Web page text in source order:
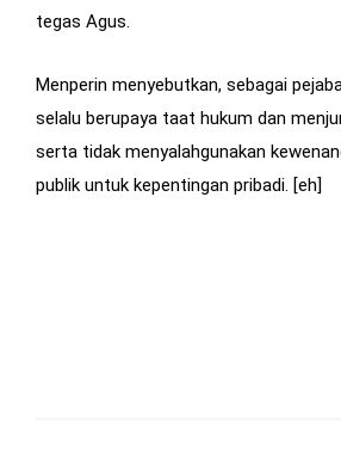
tegas Agus.
Menperin menyebutkan, sebagai
selalu berupaya taat hukum dan
serta tidak menyalahgunakan
publik untuk kepentingan pribadi. [eh]